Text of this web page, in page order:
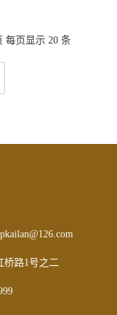
每页显示 20 条
桥路1号之二